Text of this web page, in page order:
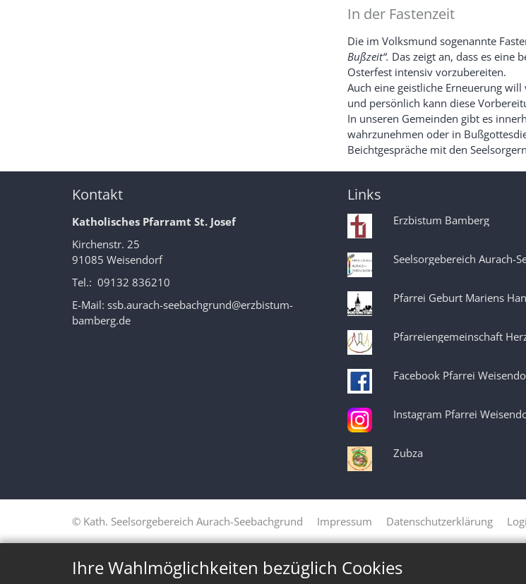
Ihre Wahlmöglichkeiten bezüglich Cookies
In der Fastenzeit
Die im Volksmund sogenannte
Bußzeit“. Das zeigt an, dass es eine
Osterfest intensiv vorzubereiten.
Auch eine geistliche Erneuerung
und persönlich kann diese
In unseren Gemeinden gibt es
wahrzunehmen oder in
Beichtgespräche mit den
Kontakt
Katholisches Pfarramt St. Josef
Kirchenstr. 25
91085 Weisendorf
Tel.: 09132 836210
E-Mail: ssb.aurach-seebachgrund@erzbistum-
bamberg.de
Links
Erzbistum Bamberg
Seelsorgebereich Aurach-
Pfarrei Geburt Mariens
Pfarreiengemeinschaft
Facebook Pfarrei
Instagram Pfarrei
Zubza
© Kath. Seelsorgebereich Aurach-Seebachgrund Impressum Datenschutzerklärung